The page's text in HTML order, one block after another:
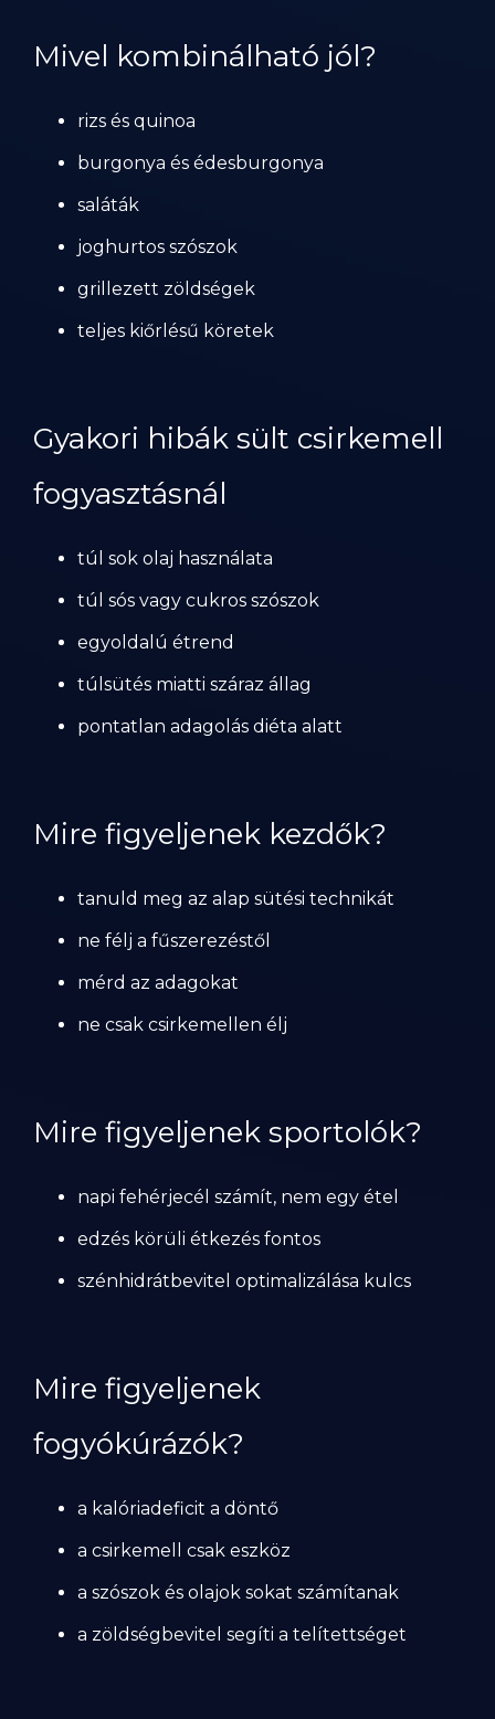
Mivel kombinálható jól?
rizs és quinoa
burgonya és édesburgonya
saláták
joghurtos szószok
grillezett zöldségek
teljes kiőrlésű köretek
Gyakori hibák sült csirkemell
fogyasztásnál
túl sok olaj használata
túl sós vagy cukros szószok
egyoldalú étrend
túlsütés miatti száraz állag
pontatlan adagolás diéta alatt
Mire figyeljenek kezdők?
tanuld meg az alap sütési technikát
ne félj a fűszerezéstől
mérd az adagokat
ne csak csirkemellen élj
Mire figyeljenek sportolók?
napi fehérjecél számít, nem egy étel
edzés körüli étkezés fontos
szénhidrátbevitel optimalizálása kulcs
Mire figyeljenek
fogyókúrázók?
a kalóriadeficit a döntő
a csirkemell csak eszköz
a szószok és olajok sokat számítanak
a zöldségbevitel segíti a telítettséget